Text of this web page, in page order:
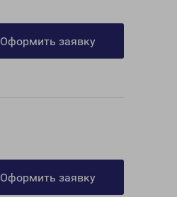
Оформить заявку
Оформить заявку